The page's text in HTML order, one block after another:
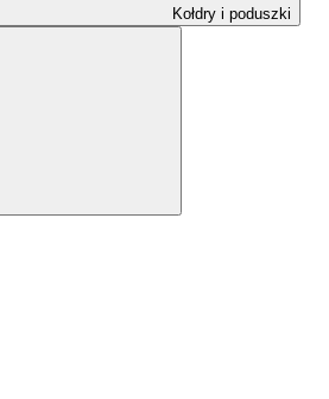
Kołdry i poduszki